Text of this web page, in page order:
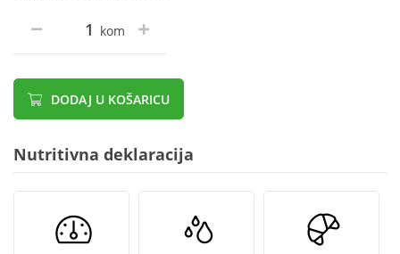
kom
DODAJ U KOŠARICU
Nutritivna deklaracija